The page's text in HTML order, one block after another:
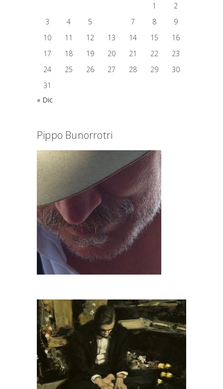
1
2
3
4 5 7 8
9
10
11 12 13 14 15
16
17
18 19 20 21 22
23
24
25 26 27 28 29
30
31
« Dic
Pippo Bunorrotri